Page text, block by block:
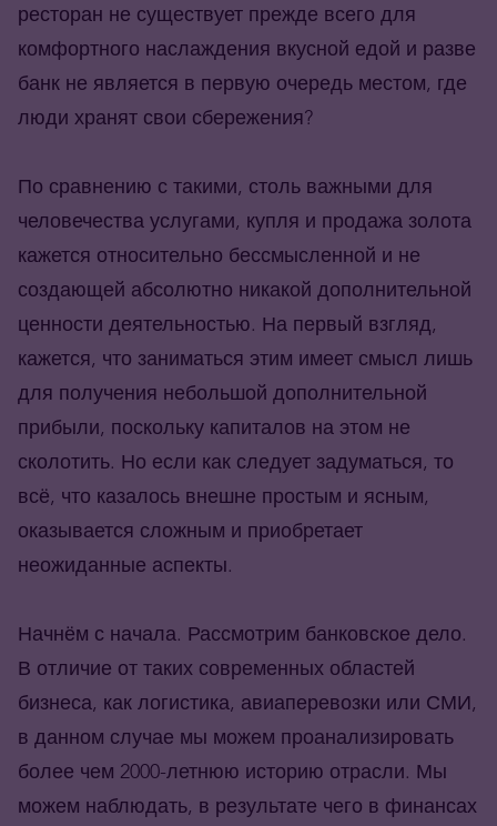
ресторан не существует прежде всего для
комфортного наслаждения вкусной едой и разве
банк не является в первую очередь местом, где
люди хранят свои сбережения?
По сравнению с такими, столь важными для
человечества услугами, купля и продажа золота
кажется относительно бессмысленной и не
создающей абсолютно никакой дополнительной
ценности деятельностью. На первый взгляд,
кажется, что заниматься этим имеет смысл лишь
для получения небольшой дополнительной
прибыли, поскольку капиталов на этом не
сколотить. Но если как следует задуматься, то
всё, что казалось внешне простым и ясным,
оказывается сложным и приобретает
неожиданные аспекты.
Начнём с начала. Рассмотрим банковское дело.
В отличие от таких современных областей
бизнеса, как логистика, авиаперевозки или СМИ,
в данном случае мы можем проанализировать
более чем 2000-летнюю историю отрасли. Мы
можем наблюдать, в результате чего в финансах